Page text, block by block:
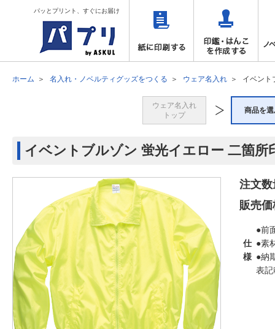
パッとプリント、すぐにお届け
ホーム 名入れ・ノベルティグッズをつくる ウェア名入れ イベント
ウェア名入れ
トップ
商品を
イベントブルゾン 蛍光イエロー 二箇所
注文数
販売価
仕
様
●前
●素
●納
表記